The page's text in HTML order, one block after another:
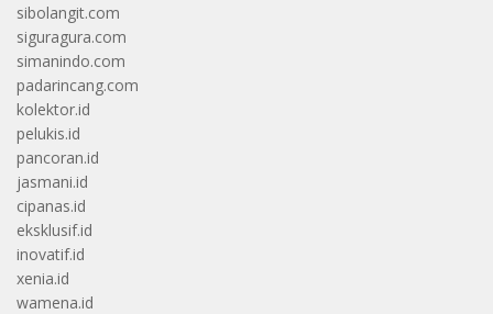
sibolangit.com
siguragura.com
simanindo.com
padarincang.com
kolektor.id
pelukis.id
pancoran.id
jasmani.id
cipanas.id
eksklusif.id
inovatif.id
xenia.id
wamena.id